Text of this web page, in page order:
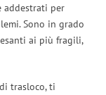
addestrati per
Sono in grado
ai più fragili,
trasloco, ti